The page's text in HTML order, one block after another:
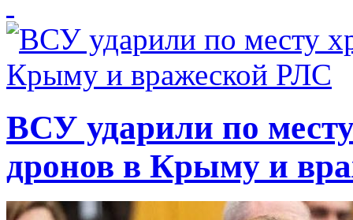
ВСУ ударили по
дронов в Крыму и